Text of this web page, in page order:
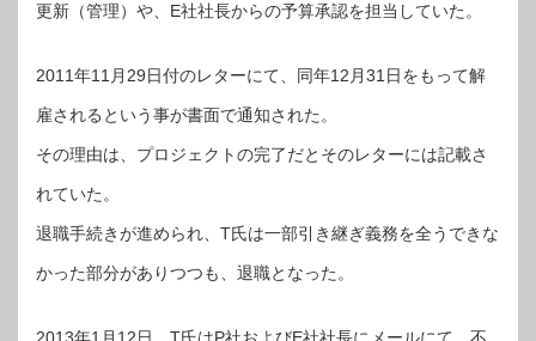
更新（管理）や、E社社長からの予算承認を担当していた。
2011年11月29日付のレターにて、同年12月31日をもって解
雇されるという事が書面で通知された。
その理由は、プロジェクトの完了だとそのレターには記載さ
れていた。
退職手続きが進められ、T氏は一部引き継ぎ義務を全うできな
かった部分がありつつも、退職となった。